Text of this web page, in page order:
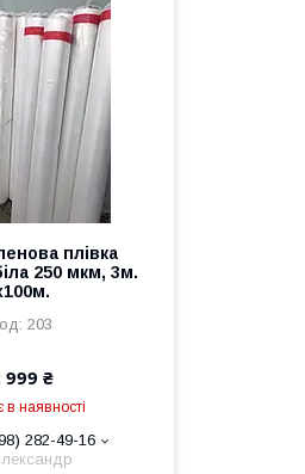
плівка
250 мкм, 3м.
203
999 ₴
в наявності
282-49-16